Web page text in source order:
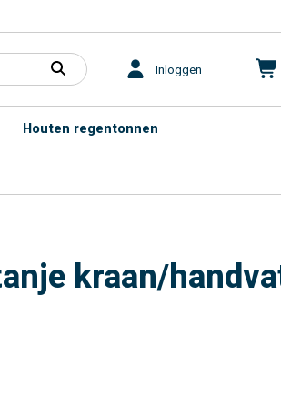
Inloggen
Houten regentonnen
kraan/